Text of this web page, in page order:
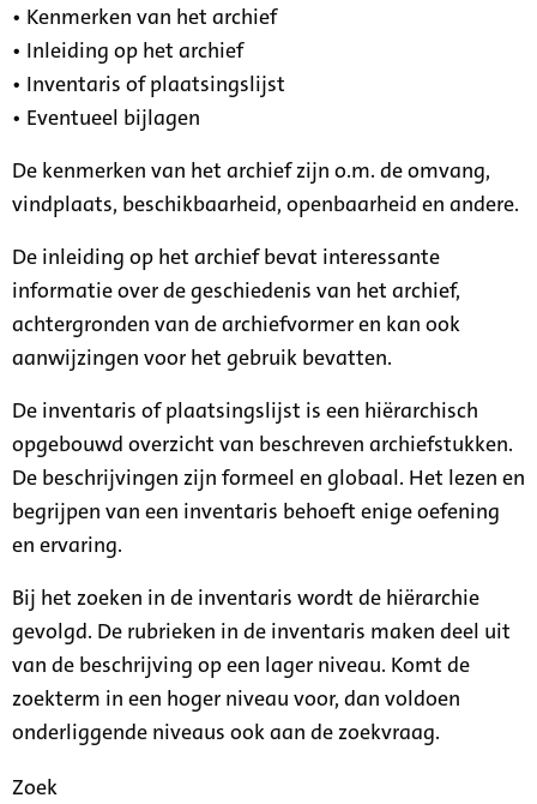
• Kenmerken van het archief
• Inleiding op het archief
• Inventaris of plaatsingslijst
• Eventueel bijlagen
De kenmerken van het archief zijn o.m. de omvang,
vindplaats, beschikbaarheid, openbaarheid en andere.
De inleiding op het archief bevat interessante
informatie over de geschiedenis van het archief,
achtergronden van de archiefvormer en kan ook
aanwijzingen voor het gebruik bevatten.
De inventaris of plaatsingslijst is een hiërarchisch
opgebouwd overzicht van beschreven archiefstukken.
De beschrijvingen zijn formeel en globaal. Het lezen en
begrijpen van een inventaris behoeft enige oefening
en ervaring.
Bij het zoeken in de inventaris wordt de hiërarchie
gevolgd. De rubrieken in de inventaris maken deel uit
van de beschrijving op een lager niveau. Komt de
zoekterm in een hoger niveau voor, dan voldoen
onderliggende niveaus ook aan de zoekvraag.
Zoek